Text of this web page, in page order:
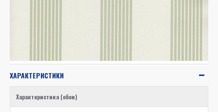
ХАРАКТЕРИСТИКИ
Характеристика (обои)